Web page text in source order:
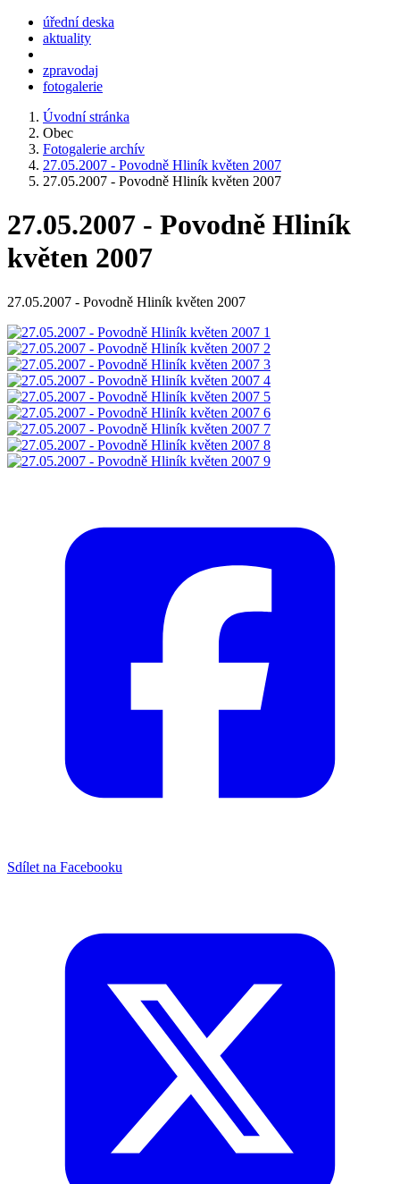
úřední deska
aktuality
zpravodaj
fotogalerie
Úvodní stránka
Obec
Fotogalerie archív
27.05.2007 - Povodně Hliník květen 2007
27.05.2007 - Povodně Hliník květen 2007
27.05.2007 - Povodně Hliník
květen 2007
27.05.2007 - Povodně Hliník květen 2007
Sdílet na Facebooku